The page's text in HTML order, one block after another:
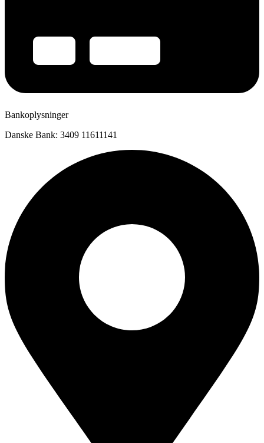
Bankoplysninger
Danske Bank: 3409 11611141